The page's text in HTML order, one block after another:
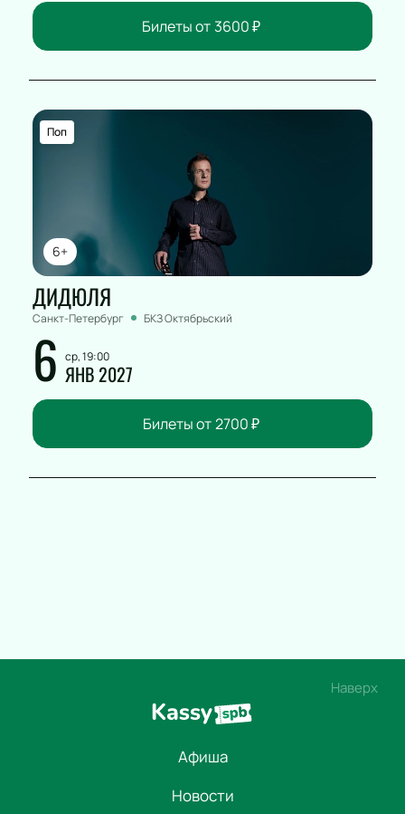
Билеты от 3600₽
6+
Поп
ДИДЮЛЯ
Санкт-Петербург БКЗ Октябрьский
6 ср, 19:00
ЯНВ 2027
Билеты от 2700₽
Наверх
Афиша
Новости